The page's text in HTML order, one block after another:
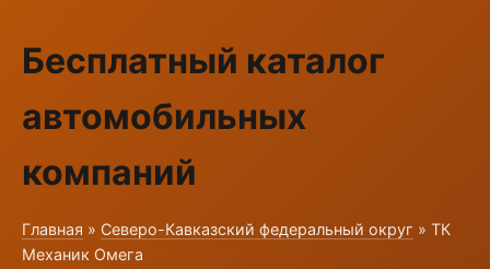
Бесплатный каталог
автомобильных
компаний
Главная » Северо-Кавказский федеральный округ » ТК
Механик Омега